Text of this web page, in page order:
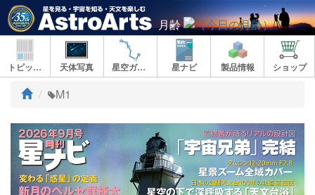
月齢
トピックス 天体写真 星空ガイド 星ナビ 製品情報 ショップ
ト
プ
M1